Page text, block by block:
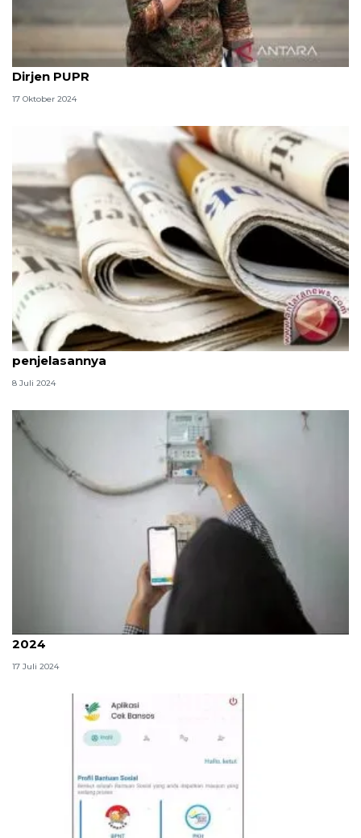
Profil Diana Kusumastuti, calon wakil menteri dari
Dirjen PUPR
17 Oktober 2024
Pengertian dan jenis-jenis teks berita, simak
penjelasannya
8 Juli 2024
Rincian tarif listrik PLN per kWh Juli-September
2024
17 Juli 2024